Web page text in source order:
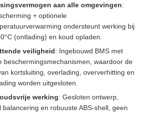
aan alle omgevingen:
+ optionele
ondersteunt werking bij
(ontlading) en koud opladen.
veiligheid: Ingebouwd BMS met
beschermingsmechanismen, waardoor de
kortsluiting, overlading, oververhitting en
worden uitgesloten.
werking: Gesloten ontwerp,
balancering en robuuste ABS-shell, geen